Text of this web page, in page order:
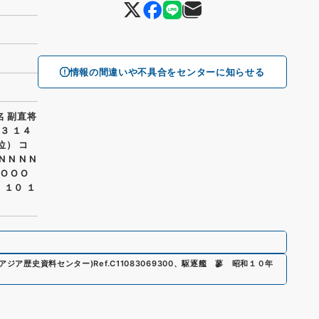
情報の間違いや不具合をセンターに知らせる
副直将
１４
） コ
N N N
O O
０ １
ジア歴史資料センター)Ref.C11083069300、駆逐艦 蓼 昭和１０年